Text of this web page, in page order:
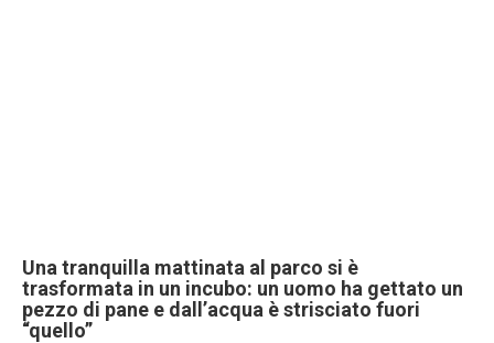
Una tranquilla mattinata al parco si è
trasformata in un incubo: un uomo ha gettato un
pezzo di pane e dall’acqua è strisciato fuori
“quello”